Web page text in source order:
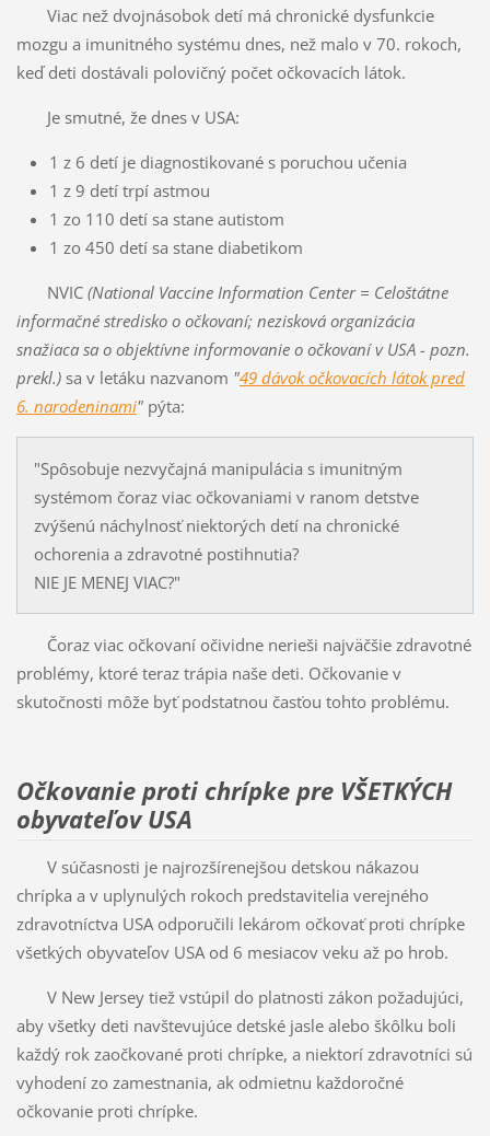
Viac než dvojnásobok detí má chronické dysfunkcie
mozgu a imunitného systému dnes, než malo v 70. rokoch,
keď deti dostávali polovičný počet očkovacích látok.
Je smutné, že dnes v USA:
1 z 6 detí je diagnostikované s poruchou učenia
1 z 9 detí trpí astmou
1 zo 110 detí sa stane autistom
1 zo 450 detí sa stane diabetikom
NVIC (National Vaccine Information Center = Celoštátne
informačné stredisko o očkovaní; nezisková organizácia
snažiaca sa o objektívne informovanie o očkovaní v USA - pozn.
prekl.)sa v letáku nazvanom "49 dávok očkovacích látok pred
6. narodeninami"pýta:
"Spôsobuje nezvyčajná manipulácia s imunitným
systémom čoraz viac očkovaniami v ranom detstve
zvýšenú náchylnosť niektorých detí na chronické
ochorenia a zdravotné postihnutia?
NIE JE MENEJ VIAC?"
Čoraz viac očkovaní očividne nerieši najväčšie zdravotné
problémy, ktoré teraz trápia naše deti. Očkovanie v
skutočnosti môže byť podstatnou časťou tohto problému.
Očkovanie proti chrípke pre VŠETKÝCH
obyvateľov USA
V súčasnosti je najrozšírenejšou detskou nákazou
chrípka a v uplynulých rokoch predstavitelia verejného
zdravotníctva USA odporučili lekárom očkovať proti chrípke
všetkých obyvateľov USA od 6 mesiacov veku až po hrob.
V New Jersey tiež vstúpil do platnosti zákon požadujúci,
aby všetky deti navštevujúce detské jasle alebo škôlku boli
každý rok zaočkované proti chrípke, a niektorí zdravotníci sú
vyhodení zo zamestnania, ak odmietnu každoročné
očkovanie proti chrípke.